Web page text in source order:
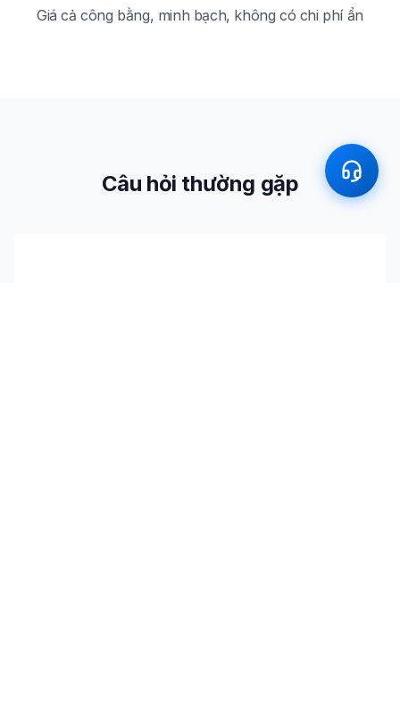
Giá cả công bằng, minh bạch, không có chi phí ẩn
Câu hỏi thường gặp